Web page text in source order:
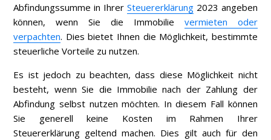
Abfindungssumme in Ihrer Steuererklärung2023 angeben
können, wenn Sie die Immobilie vermieten oder
verpachten. Dies bietet Ihnen die Möglichkeit, bestimmte
steuerliche Vorteile zu nutzen.
Es ist jedoch zu beachten, dass diese Möglichkeit nicht
besteht, wenn Sie die Immobilie nach der Zahlung der
Abfindung selbst nutzen möchten. In diesem Fall können
Sie generell keine Kosten im Rahmen Ihrer
Steuererklärung geltend machen. Dies gilt auch für den